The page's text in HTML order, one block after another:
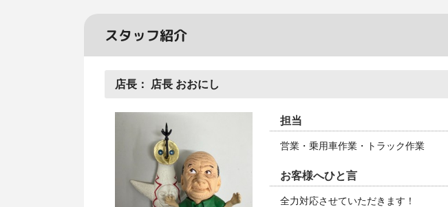
スタッフ紹介
店長： 店長 おおにし
担当
営業・乗用車作業・トラック作業
お客様へひと言
全力対応させていただきます！